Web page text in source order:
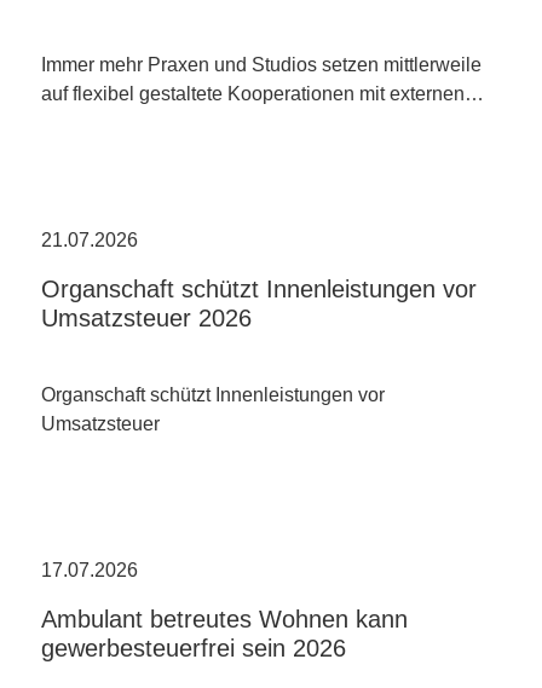
Immer mehr Praxen und Studios setzen mittlerweile
auf flexibel gestaltete Kooperationen mit externen…
21.07.2026
Organschaft schützt Innenleistungen vor
Umsatzsteuer 2026
Organschaft schützt Innenleistungen vor
Umsatzsteuer
17.07.2026
Ambulant betreutes Wohnen kann
gewerbesteuerfrei sein 2026